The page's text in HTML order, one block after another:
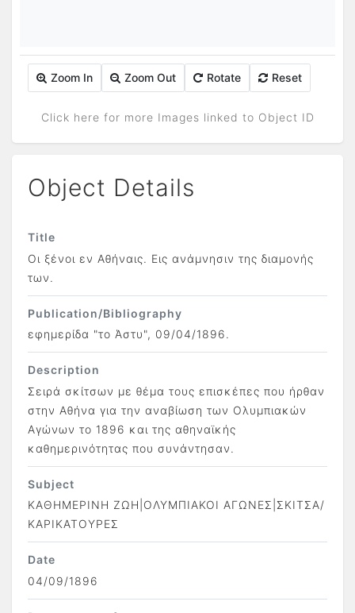
Zoom In Zoom Out Rotate Reset
Click here for more Images linked to Object ID
Object Details
Title
Οι ξένοι εν Αθήναις. Εις ανάμνησιν της διαμονής
των.
Publication/Bibliography
εφημερίδα "το Άστυ", 09/04/1896.
Description
Σειρά σκίτσων με θέμα τους επισκέπες που ήρθαν
στην Αθήνα για την αναβίωση των Ολυμπιακών
Αγώνων το 1896 και της αθηναϊκής
καθημερινότητας που συνάντησαν.
Subject
ΚΑΘΗΜΕΡΙΝΗ ΖΩΗ|ΟΛΥΜΠΙΑΚΟΙ ΑΓΩΝΕΣ|ΣΚΙΤΣΑ/
ΚΑΡΙΚΑΤΟΥΡΕΣ
Date
04/09/1896